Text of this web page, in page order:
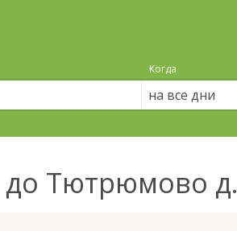
Когда
на все дни
до Тютрюмово д.